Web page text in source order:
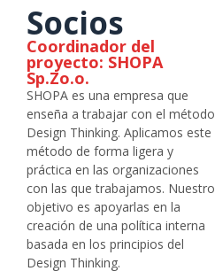
Socios
Coordinador del
proyecto: SHOPA
Sp.Zo.o.
SHOPA es una empresa que
enseña a trabajar con el método
Design Thinking. Aplicamos este
método de forma ligera y
práctica en las organizaciones
con las que trabajamos. Nuestro
objetivo es apoyarlas en la
creación de una política interna
basada en los principios del
Design Thinking.